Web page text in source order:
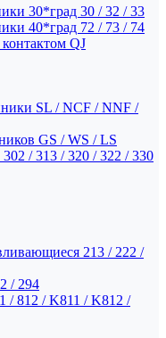
30*град 30 / 32 / 33
40*град 72 / 73 / 74
QJ
SL / NCF / NNF /
GS / WS / LS
/ 313 / 320 / 322 / 330
213 / 222 /
/ 294
/ 812 / K811 / K812 /